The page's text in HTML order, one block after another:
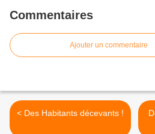
Commentaires
Ajouter un commentaire
< Des Habitants décevants !